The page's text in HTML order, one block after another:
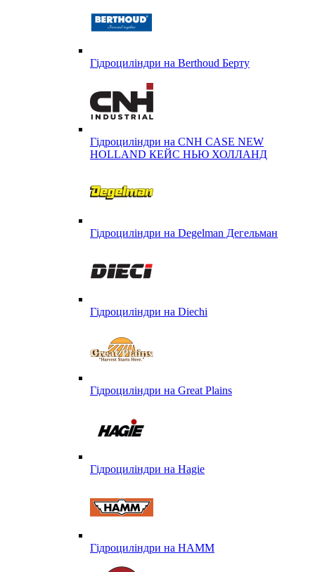
Гідроциліндри на Berthoud Берту
Гідроциліндри на CNH CASE NEW
HOLLAND КЕЙС НЬЮ ХОЛЛАНД
Гідроциліндри на Degelman Дегельман
Гідроциліндри на Diechi
Гідроциліндри на Great Plains
Гідроциліндри на Hagie
Гідроциліндри на HAMM